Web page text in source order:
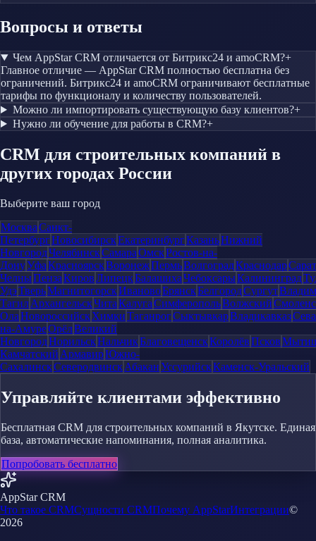
Вопросы и ответы
Чем AppStar CRM отличается от Битрикс24 и amoCRM?+
Главное отличие — AppStar CRM полностью бесплатна без
ограничений. Битрикс24 и amoCRM ограничивают бесплатные
тарифы по функционалу и количеству пользователей.
Можно ли импортировать существующую базу клиентов?+
Нужно ли обучение для работы в CRM?+
CRM для строительных компаний в
других городах России
Выберите ваш город
МоскваСанкт-
ПетербургНовосибирскЕкатеринбургКазаньНижний
НовгородЧелябинскСамараОмскРостов-на-
ДонуУфаКрасноярскВоронежПермьВолгоградКраснодар
ЧелныПензаКировЛипецкБалашихаЧебоксарыКалининград
УдэТверьМагнитогорскИвановоБрянскБелгородСургут
ТагилАрхангельскЧитаКалугаСимферопольВолжский
ОлаНовороссийскХимкиТаганрогСыктывкарВладикавказ
на-АмуреОрёлВеликий
НовгородНорильскНальчикБлаговещенскКоролёвПсков
Камчатский АрмавирЮжно-
СахалинскСеверодвинскАбаканУссурийскКаменск-Уральский
Управляйте клиентами эффективно
Бесплатная CRM для строительных компаний в Якутске. Единая
база, автоматические напоминания, полная аналитика.
Попробовать бесплатно
AppStar CRM
Что такое CRMСущности CRMПочему AppStarИнтеграции©
2026